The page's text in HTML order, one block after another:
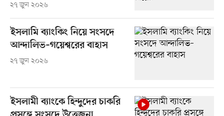
২৭ জুন ২০২৬
ইসলামি ব্যাংকিং নিয়ে সংসদে
আন্দালিভ–গয়েশ্বরের বাহাস
২৭ জুন ২০২৬
ইসলামী ব্যাংকে হিন্দুদের চাকরি